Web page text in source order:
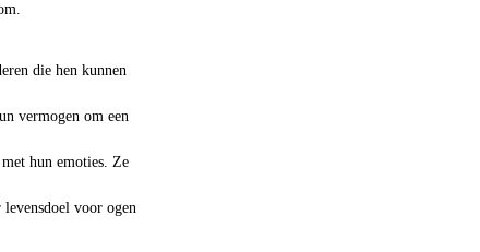
die hen kunnen
vermogen om een
hun emoties. Ze
levensdoel voor ogen